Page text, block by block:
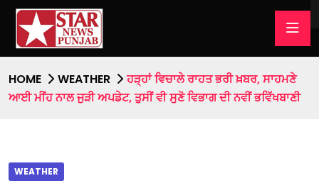
HOME WEATHER
ਹੜ੍ਹਾਂ ਵਿਚਾਲੇ ਰਾਹਤ ਭਰੀ ਖ਼ਬਰ, ਸਾਹਮਣੇ
ਆਈ ਮੀਂਹ ਨਾਲ ਜੁੜੀ ਅਪਡੇਟ, ਤੁਸੀਂ ਵੀ ਸੁਣੋ ਵਿਭਾਗ ਦੀ ਨਵੀਂ ਭਵਿੱਖਬਾਣੀ
WEATHER